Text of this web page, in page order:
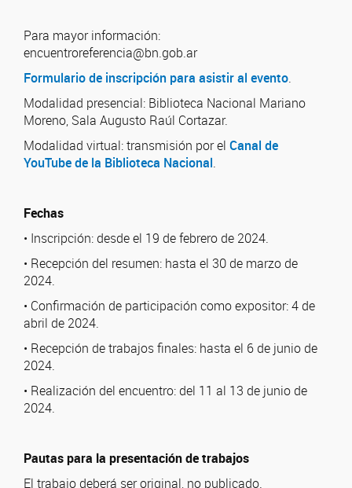
Para mayor información:
encuentroreferencia@bn.gob.ar
Formulario de inscripción para asistir al evento.
Modalidad presencial: Biblioteca Nacional Mariano
Moreno, Sala Augusto Raúl Cortazar.
Modalidad virtual: transmisión por el Canal de
YouTube de la Biblioteca Nacional.
Fechas
• Inscripción: desde el 19 de febrero de 2024.
• Recepción del resumen: hasta el 30 de marzo de
2024.
• Confirmación de participación como expositor: 4 de
abril de 2024.
• Recepción de trabajos finales: hasta el 6 de junio de
2024.
• Realización del encuentro: del 11 al 13 de junio de
2024.
Pautas para la presentación de trabajos
El trabajo deberá ser original, no publicado.